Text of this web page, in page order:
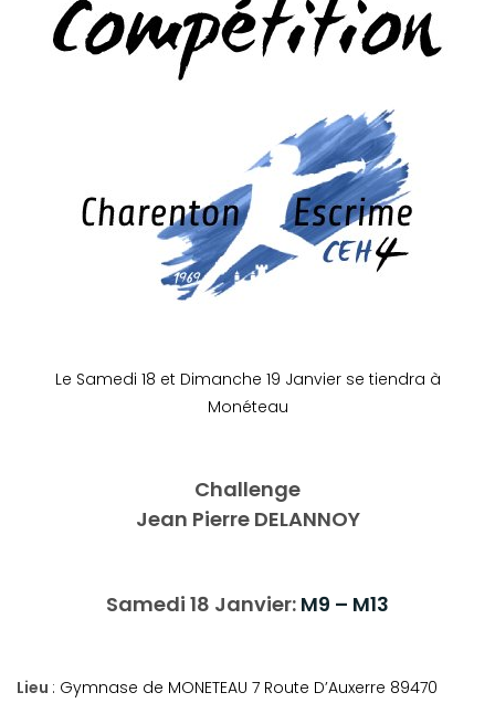
Le Samedi 18 et Dimanche 19 Janvier se tiendra à
Monéteau
Challenge
Jean Pierre DELANNOY
Samedi 18 Janvier: M9 – M13
Lieu : Gymnase de MONETEAU 7 Route D’Auxerre 89470